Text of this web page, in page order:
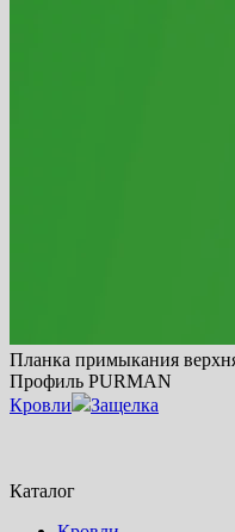
Планка примыкания
Профиль PURMAN
Кровли
Защелка
Каталог